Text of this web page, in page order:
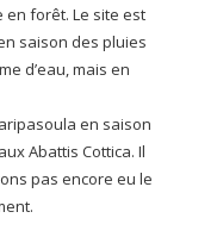
en forêt. Le site est
saison des pluies
d’eau, mais en
en saison
Abattis Cottica. Il
pas encore eu le